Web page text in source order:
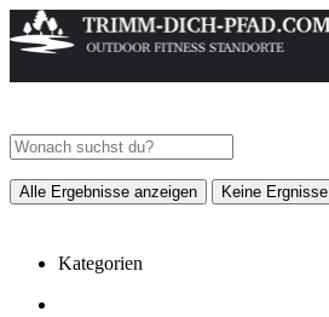
Alle Ergebnisse anzeigen Keine Ergnisse
Kategorien